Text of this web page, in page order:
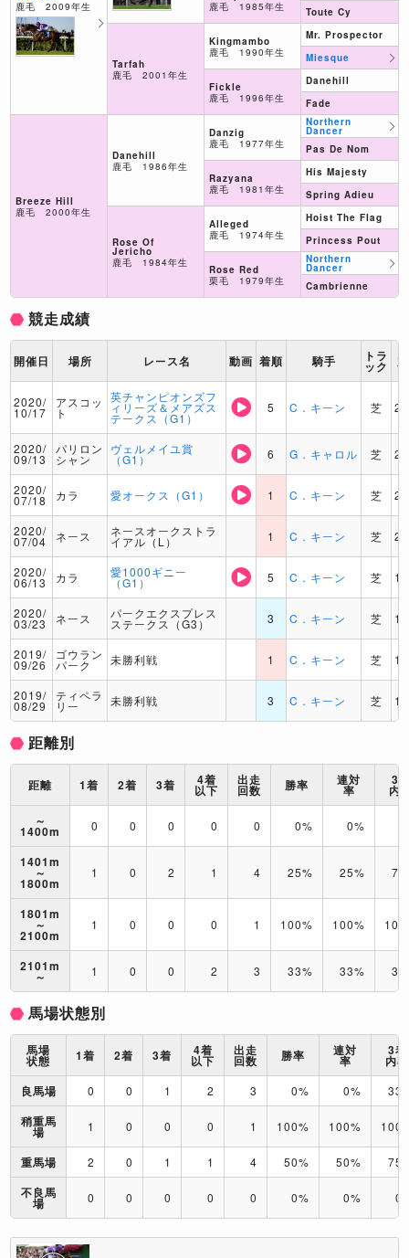
鹿毛 2009年生
Breeze Hill
鹿毛 2000年生
Tarfah
鹿毛 2001年生
Danehill
鹿毛 1986年生
Rose Of
Jericho
鹿毛 1984年生
鹿毛 1985年生
Kingmambo
鹿毛 1990年生
Fickle
鹿毛 1996年生
Danzig
鹿毛 1977年生
Razyana
鹿毛 1981年生
Alleged
鹿毛 1974年生
Rose Red
栗毛 1979年生
Toute Cy
Mr. Prospector
Miesque
Danehill
Fade
Northern
Dancer
Pas De Nom
His Majesty
Spring Adieu
Hoist The Flag
Princess Pout
Northern
Dancer
Cambrienne
競走成績
開催日 場所 レース名 動画 着順 騎手 トラ
ック
2020/
10/17
アスコッ
ト
英チャンピオンズフ
ィリーズ＆メアズス
テークス（G1）
5 C．キーン 芝
2020/
09/13
パリロン
シャン
ヴェルメイユ賞
（G1） 6 G．キャロル 芝
2020/
07/18 カラ 愛オークス（G1） 1 C．キーン 芝
2020/
07/04 ネース ネースオークストラ
イアル（L） 1 C．キーン 芝
2020/
06/13 カラ 愛1000ギニー
（G1） 5 C．キーン 芝
2020/
03/23 ネース パークエクスプレス
ステークス（G3） 3 C．キーン 芝
2019/
09/26
ゴウラン
パーク 未勝利戦 1 C．キーン 芝
2019/
08/29
ティペラ
リー 未勝利戦 3 C．キーン 芝
距離別
距離 1着 2着 3着 4着
以下
出走
回数 勝率 連対
率
3
内
～
1400m 0 0 0 0 0 0% 0%
1401m
～
1800m
1 0 2 1 4 25% 25%
1801m
～
2100m
1 0 0 0 1 100% 100%
2101m
～ 1 0 0 2 3 33% 33%
馬場状態別
馬場
状態 1着 2着 3着 4着
以下
出走
回数 勝率 連対
率
3着
内率
良馬場
0 0 1 2 3 0% 0%
稍重馬
場 1 0 0 0 1 100% 100%
重馬場 2 0 1 1 4 50% 50%
不良馬
場 0 0 0 0 0 0% 0%